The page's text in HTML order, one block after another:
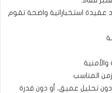
استخباراتية واضحة تقوم
المناسب
تحليل عميق، أو دون قدرة